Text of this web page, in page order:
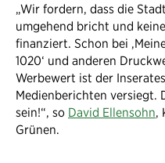
„Wir fordern, dass die
umgehend bricht und
finanziert. Schon bei
1020‘ und anderen
Werbewert ist der
Medienberichten versiegt.
sein!“, so David Ellensohn,
Grünen.